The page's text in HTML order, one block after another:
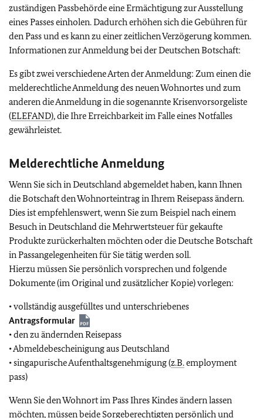
zuständigen Passbehörde eine Ermächtigung zur Ausstellung
eines Passes einholen. Dadurch erhöhen sich die Gebühren für
den Pass und es kann zu einer zeitlichen Verzögerung kommen.
Informationen zur Anmeldung bei der Deutschen Botschaft:
Es gibt zwei verschiedene Arten der Anmeldung: Zum einen die
melderechtliche Anmeldung des neuen Wohnortes und zum
anderen die Anmeldung in die sogenannte Krisenvorsorgeliste
(ELEFAND), die Ihre Erreichbarkeit im Falle eines Notfalles
gewährleistet.
Melderechtliche Anmeldung
Wenn Sie sich in Deutschland abgemeldet haben, kann Ihnen
die Botschaft den Wohnorteintrag in Ihrem Reisepass ändern.
Dies ist empfehlenswert, wenn Sie zum Beispiel nach einem
Besuch in Deutschland die Mehrwertsteuer für gekaufte
Produkte zurückerhalten möchten oder die Deutsche Botschaft
in Passangelegenheiten für Sie tätig werden soll.
Hierzu müssen Sie persönlich vorsprechen und folgende
Dokumente (im Original und zusätzlicher Kopie) vorlegen:
• vollständig ausgefülltes und unterschriebenes
Antragsformular
• den zu ändernden Reisepass
• Abmeldebescheinigung aus Deutschland
• singapurische Aufenthaltsgenehmigung (z.B.employment
pass)
Wenn Sie den Wohnort im Pass Ihres Kindes ändern lassen
möchten, müssen beide Sorgeberechtigten persönlich und